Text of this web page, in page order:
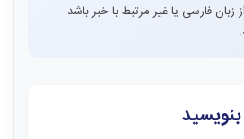
زبان فارسی یا غیر مرتبط با خبر باشد